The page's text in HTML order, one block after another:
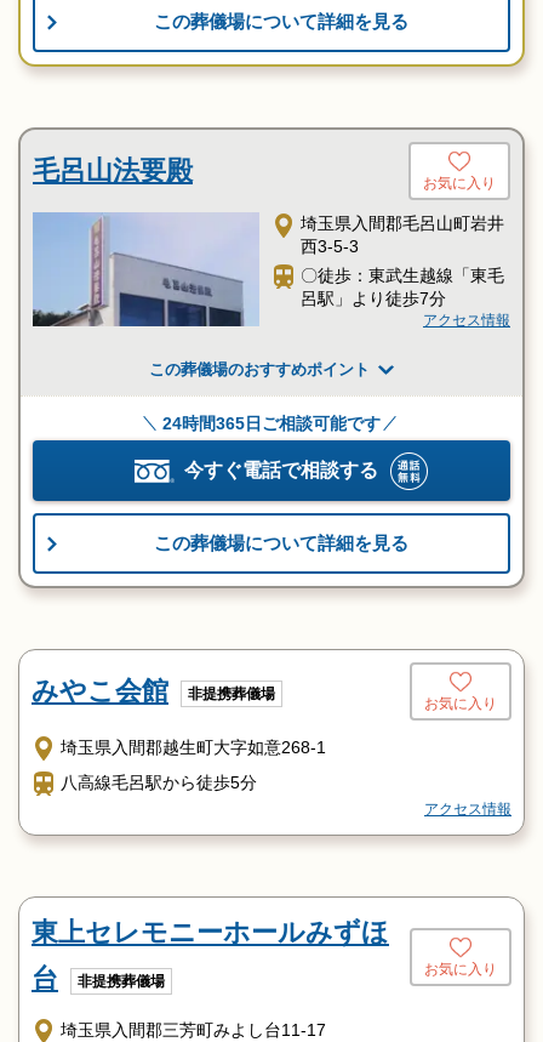
この葬儀場について詳細を見る
毛呂山法要殿 お気に入り
埼玉県入間郡毛呂山町岩井
西3-5-3
〇徒歩：東武生越線「東毛
呂駅」より徒歩7分
アクセス情報
この葬儀場のおすすめポイント
24時間365日ご相談可能です
今すぐ電話で相談する
この葬儀場について詳細を見る
みやこ会館 非提携葬儀場
お気に入り
埼玉県入間郡越生町大字如意268-1
八高線毛呂駅から徒歩5分
アクセス情報
東上セレモニーホールみずほ
台
非提携葬儀場
お気に入り
埼玉県入間郡三芳町みよし台11-17